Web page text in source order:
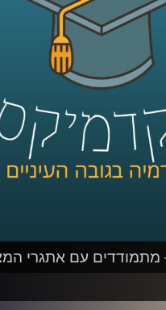
ולמה עדיף לשלוח
מדמם?